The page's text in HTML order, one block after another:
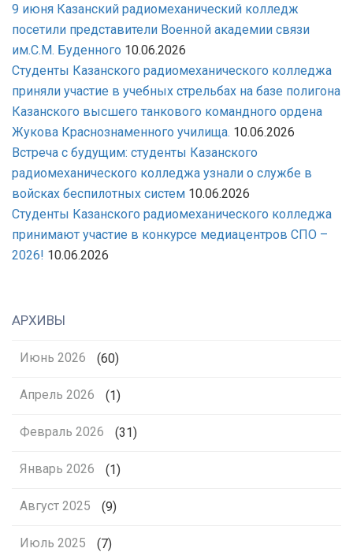
9 июня Казанский радиомеханический колледж
посетили представители Военной академии связи
им.С.М. Буденного 10.06.2026
Студенты Казанского радиомеханического колледжа
приняли участие в учебных стрельбах на базе полигона
Казанского высшего танкового командного ордена
Жукова Краснознаменного училища. 10.06.2026
Встреча с будущим: студенты Казанского
радиомеханического колледжа узнали о службе в
войсках беспилотных систем 10.06.2026
Студенты Казанского радиомеханического колледжа
принимают участие в конкурсе медиацентров СПО –
2026! 10.06.2026
АРХИВЫ
Июнь 2026 (60)
Апрель 2026 (1)
Февраль 2026 (31)
Январь 2026 (1)
Август 2025 (9)
Июль 2025 (7)